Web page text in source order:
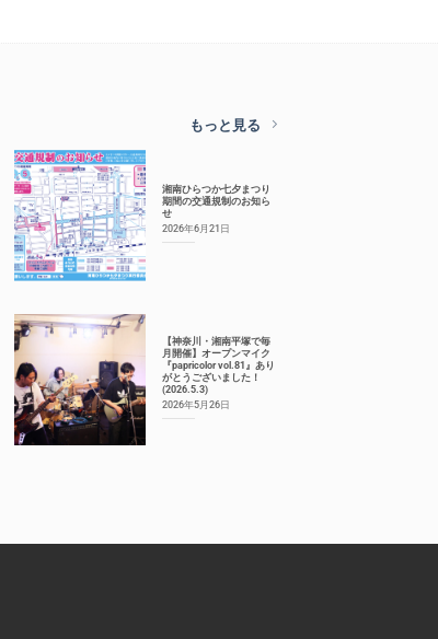
もっと見る
湘南ひらつか七夕まつり
期間の交通規制のお知ら
せ
2026年6月21日
【神奈川・湘南平塚で毎
月開催】オープンマイク
『papricolor vol.81』あり
がとうございました！
(2026.5.3)
2026年5月26日